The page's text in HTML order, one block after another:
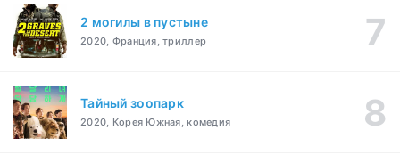
2 могилы в пустыне
2020, Франция, триллер
Тайный зоопарк
2020, Корея Южная, комедия